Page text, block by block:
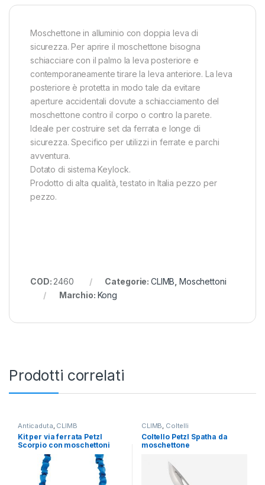
Moschettone in alluminio con doppia leva di
sicurezza. Per aprire il moschettone bisogna
schiacciare con il palmo la leva posteriore e
contemporaneamente tirare la leva anteriore. La leva
posteriore è protetta in modo tale da evitare
aperture accidentali dovute a schiacciamento del
moschettone contro il corpo o contro la parete.
Ideale per costruire set da ferrata e longe di
sicurezza. Specifico per utilizzi in ferrate e parchi
avventura.
Dotato di sistema Keylock.
Prodotto di alta qualità, testato in Italia pezzo per
pezzo.
COD: 2460 Categorie: CLIMB Moschettoni
Marchio: Kong
Prodotti correlati
Anticaduta, CLIMB
Kit per via ferrata Petzl
Scorpio con moschettoni
Vertigo
CLIMB, Coltelli
Coltello Petzl Spatha da
moschettone